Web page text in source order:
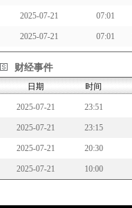
2025-07-21 07:01
2025-07-21 07:01
财经事件
日期 时间
2025-07-21 23:51
2025-07-21 23:15
2025-07-21 20:30
2025-07-21 10:00